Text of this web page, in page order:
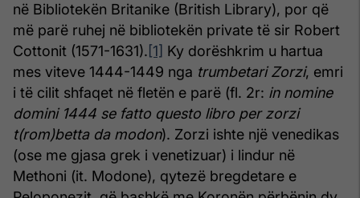
në Bibliotekën Britanike (British Library), por që
më parë ruhej në bibliotekën private të sir Robert
Cottonit (1571-1631).[1] Ky dorëshkrim u hartua
mes viteve 1444-1449 nga trumbetari Zorzi, emri
i të cilit shfaqet në fletën e parë (fl. 2r: in nomine
domini 1444 se fatto questo libro per zorzi
t(rom)betta da modon). Zorzi ishte një venedikas
(ose me gjasa grek i venetizuar) i lindur në
Methoni (it. Modone), qytezë bregdetare e